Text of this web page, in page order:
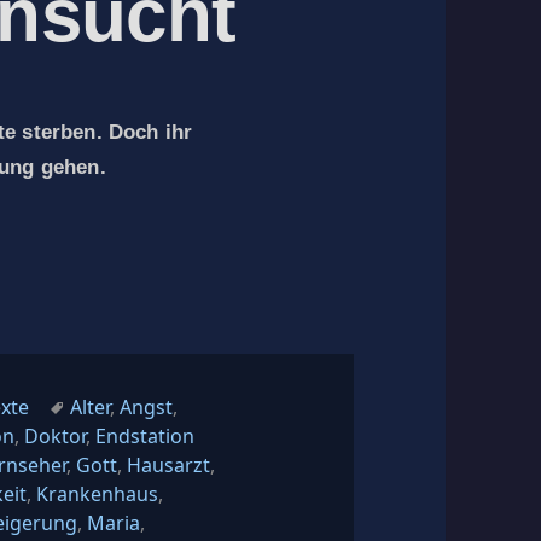
sterben. Doch ihr
gehen.
Schlagwörter
Alter,Angst,
, Doktor, Endstation
, Gott, Hausarzt,
, Krankenhaus,
, Maria,